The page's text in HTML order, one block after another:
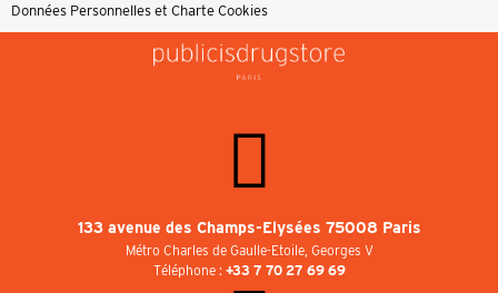
Données Personnelles et Charte Cookies
133 avenue des Champs-Elysées 75008 Paris
Métro Charles de Gaulle-Etoile, Georges V
Téléphone : +33 7 70 27 69 69